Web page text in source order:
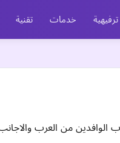
ترفيهية خدمات تقنية
من العرب